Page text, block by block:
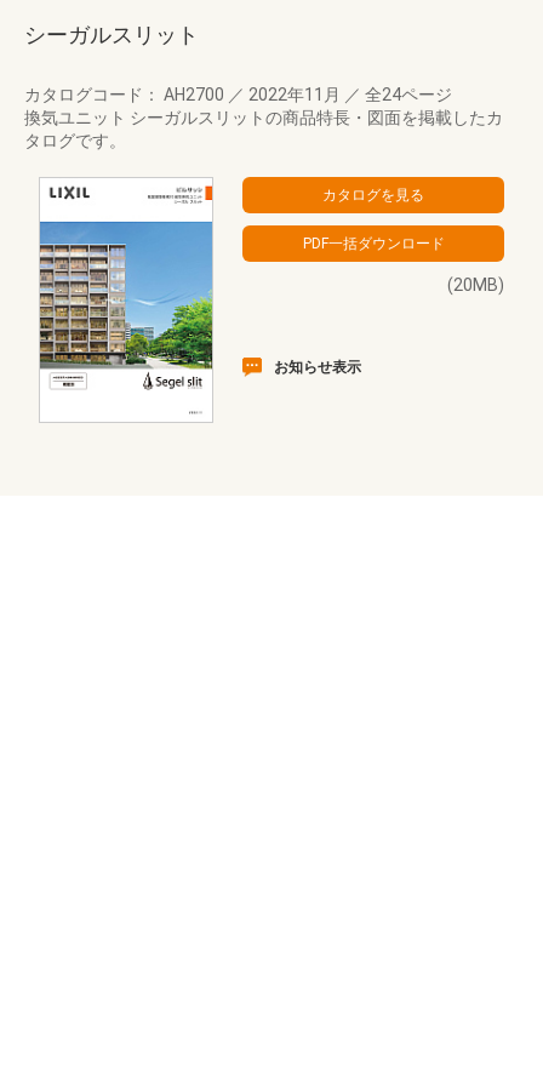
シーガルスリット
カタログコード： AH2700 ／ 2022年11月 ／ 全24ページ
換気ユニット シーガルスリットの商品特長・図面を掲載したカ
タログです。
(20MB)
お知らせ表示